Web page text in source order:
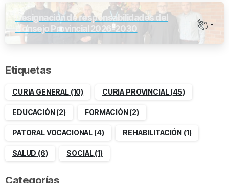
Designación de responsabilidades del
Consejo Provincial 2026-2030
-
Etiquetas
CURIA GENERAL(10) CURIA PROVINCIAL(45)
EDUCACIÓN(2) FORMACIÓN(2)
PATORAL VOCACIONAL (4) REHABILITACIÓN (1)
SALUD (6) SOCIAL(1)
Categorías